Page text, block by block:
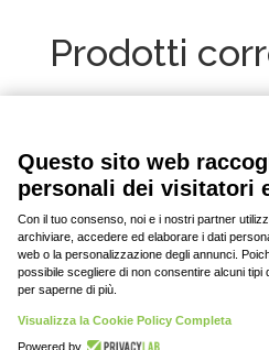
Prodotti
[woo_product_slider